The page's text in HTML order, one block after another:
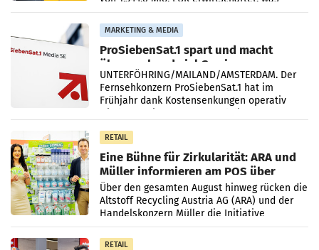
einem Plus von 3,8 Prozent gegenüber dem
Vergleichszeitraum
MARKETING & MEDIA
ProSiebenSat.1 spart und macht
überraschend viel Gewinn
UNTERFÖHRING/MAILAND/AMSTERDAM. Der
Fernsehkonzern ProSiebenSat.1 hat im
Frühjahr dank Kostensenkungen operativ
RETAIL
Eine Bühne für Zirkularität: ARA und
Müller informieren am POS über
Kreislauffähigkeit
Über den gesamten August hinweg rücken die
Altstoff Recycling Austria AG (ARA) und der
Handelskonzern Müller die Initiative
„Kreislauf-Helden“ in allen österreichischen
Müller-Filialen
RETAIL